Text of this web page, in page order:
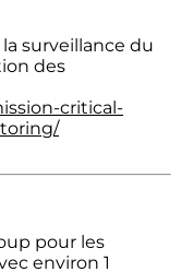
surveillance du
des
critical-
pour les
environ 1